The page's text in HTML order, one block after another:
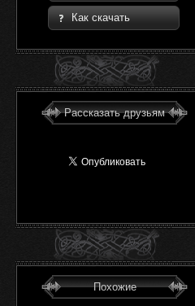
Как скачать
Рассказать друзьям
Похожие